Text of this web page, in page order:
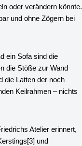
oder verändern könnte.
und ohne Zögern bei
ein Sofa sind die
die Stöße zur Wand
die Latten der noch
Keilrahmen – nichts
Atelier erinnert,
[3] und